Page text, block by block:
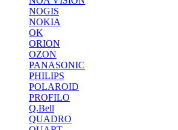
NOGIS
NOKIA
OK
ORION
OZON
PANASONIC
PHILIPS
POLAROID
PROFILO
Q.Bell
QUADRO